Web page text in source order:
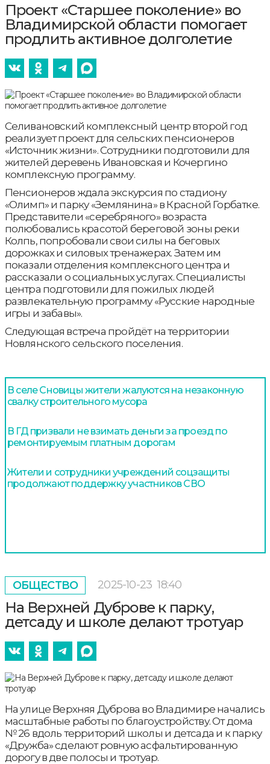
Проект «Старшее поколение» во
Владимирской области помогает
продлить активное долголетие
Селивановский комплексный центр второй год
реализует проект для сельских пенсионеров
«Источник жизни». Сотрудники подготовили для
жителей деревень Ивановская и Кочергино
комплексную программу.
Пенсионеров ждала экскурсия по стадиону
«Олимп» и парку «Землянина» в Красной Горбатке.
Представители «серебряного» возраста
полюбовались красотой береговой зоны реки
Колпь, попробовали свои силы на беговых
дорожках и силовых тренажерах. Затем им
показали отделения комплексного центра и
рассказали о социальных услугах. Специалисты
центра подготовили для пожилых людей
развлекательную программу «Русские народные
игры и забавы».
Следующая встреча пройдёт на территории
Новлянского сельского поселения.
В селе Сновицы жители жалуются на незаконную
свалку строительного мусора
В ГД призвали не взимать деньги за проезд по
ремонтируемым платным дорогам
Жители и сотрудники учреждений соцзащиты
продолжают поддержку участников СВО
ОБЩЕСТВО 2025-10-23 18:40
На Верхней Дуброве к парку,
детсаду и школе делают тротуар
На улице Верхняя Дуброва во Владимире начались
масштабные работы по благоустройству. От дома
№ 26 вдоль территорий школы и детсада и к парку
«Дружба» сделают ровную асфальтированную
дорогу в две полосы и тротуар.